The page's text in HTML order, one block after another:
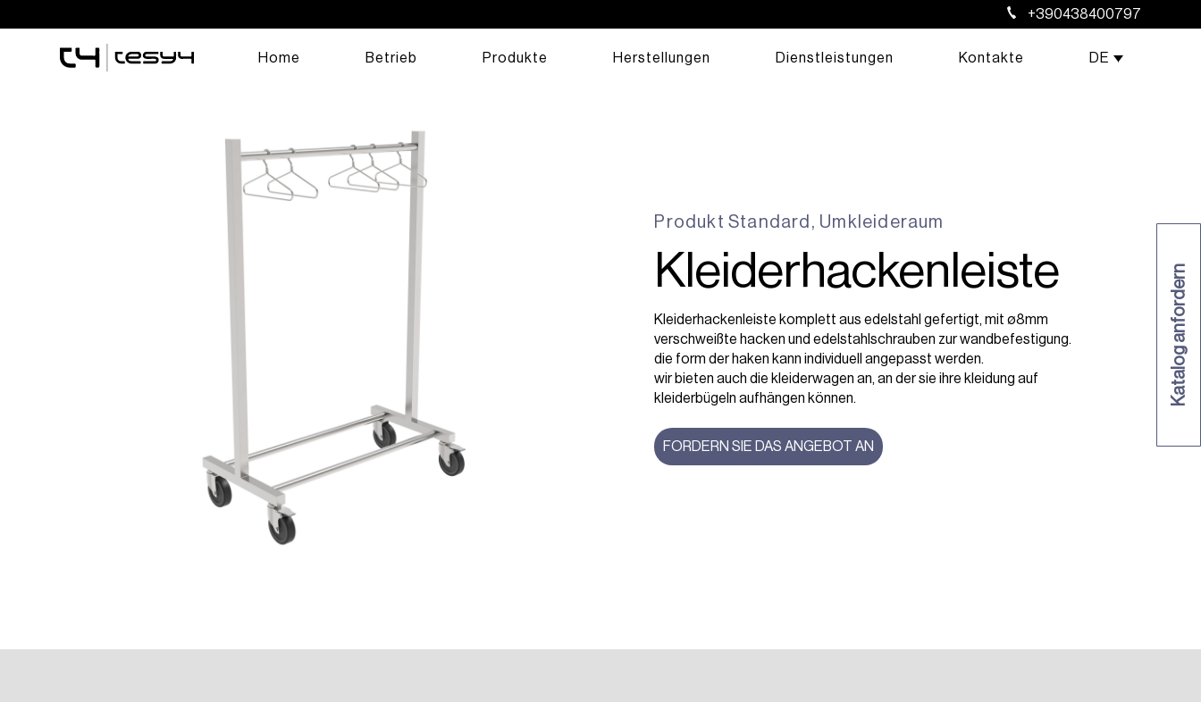
+390438400797
Home Betrieb Produkte Herstellungen Dienstleistungen Kontakte DE
Katalog anfordern
ProduktStandard , Umkleideraum
Kleiderhackenleiste
Kleiderhackenleiste komplett aus edelstahl gefertigt, mit ø8mm
verschweißte hacken und edelstahlschrauben zur wandbefestigung.
die form der haken kann individuell angepasst werden.
wir bieten auch die kleiderwagen an, an der sie ihre kleidung auf
kleiderbügeln aufhängen können.
FORDERN SIE DAS ANGEBOT AN